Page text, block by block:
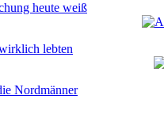
heute weiß
lebten
Nordmänner